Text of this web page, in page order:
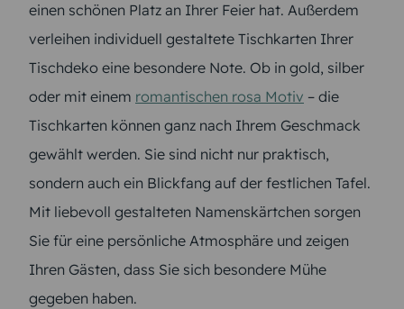
einen schönen Platz an Ihrer Feier hat. Außerdem
verleihen individuell gestaltete Tischkarten Ihrer
Tischdeko eine besondere Note. Ob in gold, silber
oder mit einem romantischen rosa Motiv – die
Tischkarten können ganz nach Ihrem Geschmack
gewählt werden. Sie sind nicht nur praktisch,
sondern auch ein Blickfang auf der festlichen Tafel.
Mit liebevoll gestalteten Namenskärtchen sorgen
Sie für eine persönliche Atmosphäre und zeigen
Ihren Gästen, dass Sie sich besondere Mühe
gegeben haben.